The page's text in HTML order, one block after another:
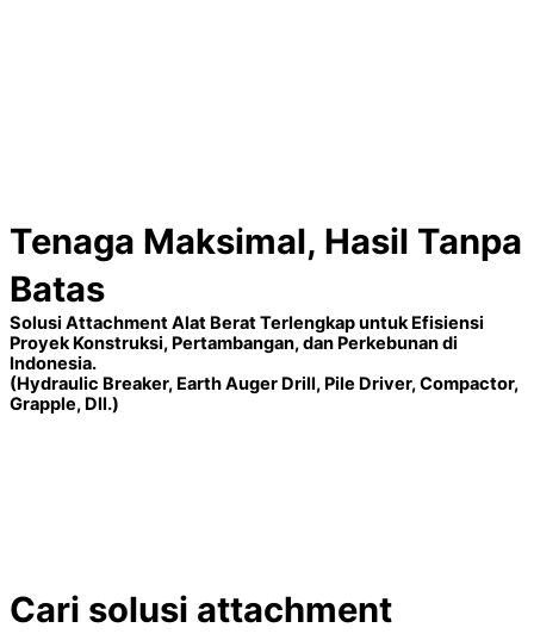
Tenaga Maksimal, Hasil Tanpa
Batas
Solusi Attachment Alat Berat Terlengkap untuk Efisiensi
Proyek Konstruksi, Pertambangan, dan Perkebunan di
Indonesia.
(Hydraulic Breaker, Earth Auger Drill, Pile Driver, Compactor,
Grapple, Dll.)
Cari solusi attachment